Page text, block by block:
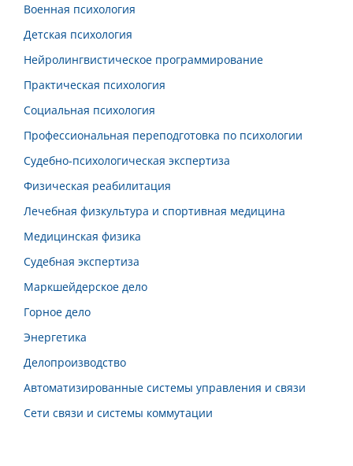
Военная психология
Детская психология
Нейролингвистическое программирование
Практическая психология
Социальная психология
Профессиональная переподготовка по психологии
Судебно-психологическая экспертиза
Физическая реабилитация
Лечебная физкультура и спортивная медицина
Медицинская физика
Судебная экспертиза
Маркшейдерское дело
Горное дело
Энергетика
Делопроизводство
Автоматизированные системы управления и связи
Сети связи и системы коммутации